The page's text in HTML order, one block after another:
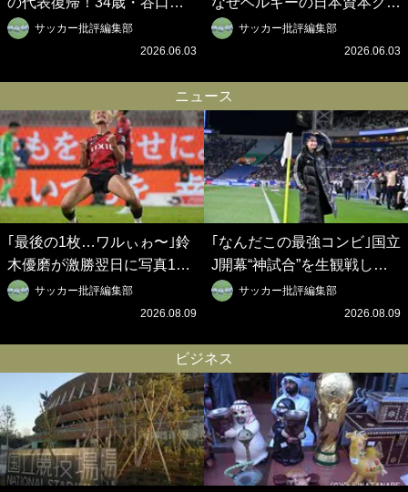
悟の奇跡を支えた日本資本の
ベルギークラブ、次なる野望
ロイデン立石敬之CEOの世
界戦略】(2)
サッカー批評編集部
2026.06.03
ブは創設102年目に歴史的快
挙を成し遂げられたのか？
之CEOの世界戦略】(1)
サッカー批評編集部
2026.06.03
ニュース
｢最後の1枚…ワルぃゎ〜｣鈴
木優磨が激勝翌日に写真12
枚投稿→渾身の“煽りショッ
ト”に興奮！｢最後の1枚まで
サッカー批評編集部
2026.08.09
｢なんだこの最強コンビ｣国立
J開幕“神試合”を生観戦した
仲良しサッカー美女コンビの
現地ショットが話題！｢メッ
ちゃくちゃ可愛い｣
サッカー批評編集部
2026.08.09
ビジネス